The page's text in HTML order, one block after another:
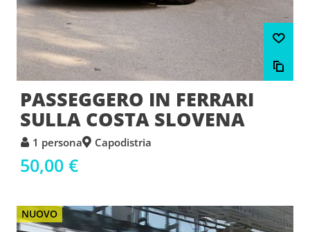
PASSEGGERO IN FERRARI
SULLA COSTA SLOVENA
1 persona Capodistria
50,00 €
NUOVO